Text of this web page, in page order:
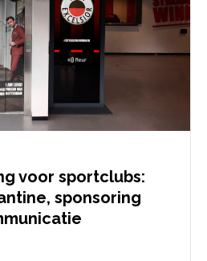
voor sportclubs:
sponsoring